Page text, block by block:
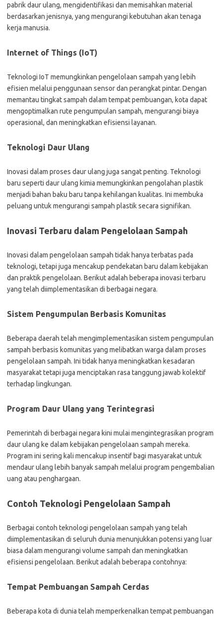
pabrik daur ulang, mengidentifikasi dan memisahkan material
berdasarkan jenisnya, yang mengurangi kebutuhan akan tenaga
kerja manusia.
Internet of Things (IoT)
Teknologi IoT memungkinkan pengelolaan sampah yang lebih
efisien melalui penggunaan sensor dan perangkat pintar. Dengan
memantau tingkat sampah dalam tempat pembuangan, kota dapat
mengoptimalkan rute pengumpulan sampah, mengurangi biaya
operasional, dan meningkatkan efisiensi layanan.
Teknologi Daur Ulang
Inovasi dalam proses daur ulang juga sangat penting. Teknologi
baru seperti daur ulang kimia memungkinkan pengolahan plastik
menjadi bahan baku baru tanpa kehilangan kualitas. Ini membuka
peluang untuk mengurangi sampah plastik secara signifikan.
Inovasi Terbaru dalam Pengelolaan Sampah
Inovasi dalam pengelolaan sampah tidak hanya terbatas pada
teknologi, tetapi juga mencakup pendekatan baru dalam kebijakan
dan praktik pengelolaan. Berikut adalah beberapa inovasi terbaru
yang telah diimplementasikan di berbagai negara.
Sistem Pengumpulan Berbasis Komunitas
Beberapa daerah telah mengimplementasikan sistem pengumpulan
sampah berbasis komunitas yang melibatkan warga dalam proses
pengelolaan sampah. Ini tidak hanya meningkatkan kesadaran
masyarakat tetapi juga menciptakan rasa tanggung jawab kolektif
terhadap lingkungan.
Program Daur Ulang yang Terintegrasi
Pemerintah di berbagai negara kini mulai mengintegrasikan program
daur ulang ke dalam kebijakan pengelolaan sampah mereka.
Program ini sering kali mencakup insentif bagi masyarakat untuk
mendaur ulang lebih banyak sampah melalui program pengembalian
uang atau penghargaan.
Contoh Teknologi Pengelolaan Sampah
Berbagai contoh teknologi pengelolaan sampah yang telah
diimplementasikan di seluruh dunia menunjukkan potensi yang luar
biasa dalam mengurangi volume sampah dan meningkatkan
efisiensi pengelolaan. Berikut adalah beberapa contohnya:
Tempat Pembuangan Sampah Cerdas
Beberapa kota di dunia telah memperkenalkan tempat pembuangan